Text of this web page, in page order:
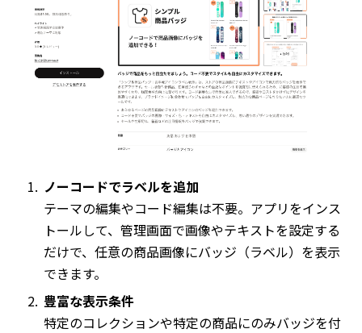
ノーコードでラベルを追加
テーマの編集やコード編集は不要。アプリをインス
トールして、管理画面で画像やテキストを設定する
だけで、任意の商品画像にバッジ（ラベル）を表示
できます。
豊富な表示条件
特定のコレクションや特定の商品にのみバッジを付